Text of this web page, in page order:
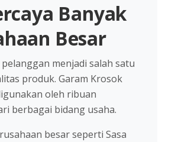
Banyak
Besar
menjadi salah satu
produk. Garam Krosok
oleh ribuan
berbagai bidang usaha.
besar seperti Sasa